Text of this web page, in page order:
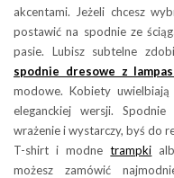
akcentami. Jeżeli chcesz
postawić na spodnie ze
pasie. Lubisz subtelne
spodnie dresowe z
modowe. Kobiety
eleganckiej wersji.
wrażenie i wystarczy, byś do
T-shirt i modnetrampki
możesz zamówić